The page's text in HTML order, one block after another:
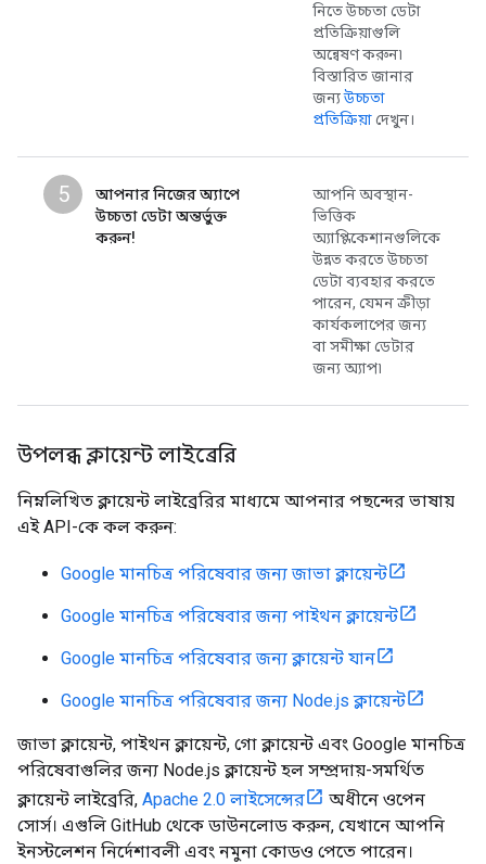
নিতে উচ্চতা ডেটা
প্রতিক্রিয়াগুলি
অন্বেষণ করুন৷
বিস্তারিত জানার
জন্যউচ্চতা
প্রতিক্রিয়া দেখুন।
5
আপনার নিজের অ্যাপে
উচ্চতা ডেটা অন্তর্ভুক্ত
করুন!
আপনি অবস্থান-
ভিত্তিক
অ্যাপ্লিকেশানগুলিকে
উন্নত করতে উচ্চতা
ডেটা ব্যবহার করতে
পারেন, যেমন ক্রীড়া
কার্যকলাপের জন্য
বা সমীক্ষা ডেটার
জন্য অ্যাপ৷
উপলব্ধ ক্লায়েন্ট লাইব্রেরি
নিম্নলিখিত ক্লায়েন্ট লাইব্রেরির মাধ্যমে আপনার পছন্দের ভাষায়
এই API-কে কল করুন:
Google মানচিত্র পরিষেবার জন্য জাভা ক্লায়েন্ট
Google মানচিত্র পরিষেবার জন্য পাইথন ক্লায়েন্ট
Google মানচিত্র পরিষেবার জন্য ক্লায়েন্ট যান
Google মানচিত্র পরিষেবার জন্য Node.js ক্লায়েন্ট
জাভা ক্লায়েন্ট, পাইথন ক্লায়েন্ট, গো ক্লায়েন্ট এবং Google মানচিত্র
পরিষেবাগুলির জন্য Node.js ক্লায়েন্ট হল সম্প্রদায়-সমর্থিত
ক্লায়েন্ট লাইব্রেরি, Apache 2.0 লাইসেন্সের
অধীনে ওপেন
সোর্স। এগুলি GitHub থেকে ডাউনলোড করুন, যেখানে আপনি
ইনস্টলেশন নির্দেশাবলী এবং নমুনা কোডও পেতে পারেন।